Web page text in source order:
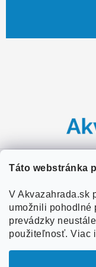
Táto webstránka
V Akvazahrada.sk
umožnili pohodlné
prevádzky
použiteľnosť. Viac
e
Zákaznícky servis
Doprava a platba
Obchodné podmienky
Užitočné
O nás
Referencie
Overené